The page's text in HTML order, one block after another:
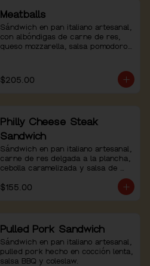
Meatballs
Sándwich en pan italiano artesanal,
con albóndigas de carne de res,
queso mozzarella, salsa pomodoro
$205.00
Philly Cheese Steak
Sandwich
Sándwich en pan italiano artesanal,
carne de res delgada a la plancha,
cebolla caramelizada y salsa de
$155.00
Pulled Pork Sandwich
Sándwich en pan italiano artesanal,
pulled pork hecho en cocción lenta,
salsa BBQ y coleslaw.